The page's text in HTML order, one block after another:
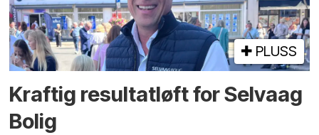
PLUSS
Kraftig resultatløft for Selvaag
Bolig